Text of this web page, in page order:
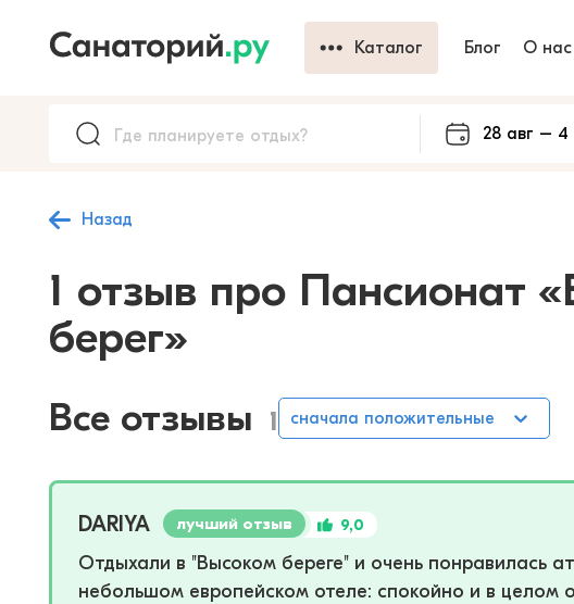
Каталог Блог О нас
Назад
1 отзыв про Пансионат
берег»
Все отзывы 1 сначала положительные
DARIYA лучший отзыв 9,0
Отдыхали в "Высоком береге" и очень понравилась
небольшом европейском отеле: спокойно и в целом